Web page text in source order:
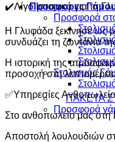
Προσφορες
Προσφορά
Στολισμός
ΠΑΚΕΤΑ
Προσφορά
✔️Λίγο Ιστορικό για τη
Η Γλυφάδα ξεκίνησε ως
συνδυάζει τη ζωντάνια
Η ιστορική της
προσοχή στη
✅Υπηρεσίες
Στο ανθοπωλείο μας
Αποστολή λουλουδιών